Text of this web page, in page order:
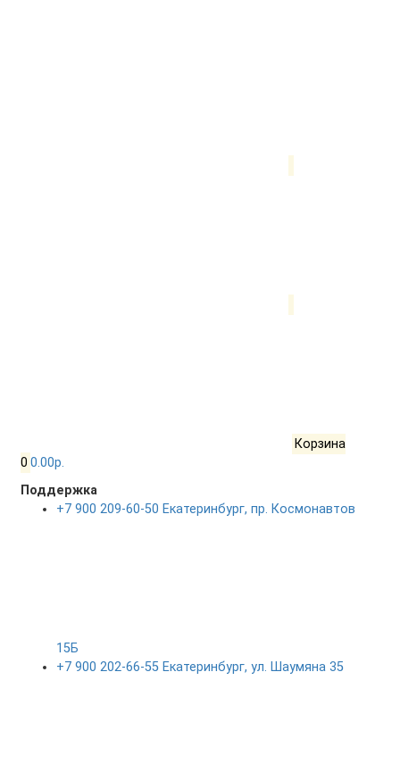
Корзина
0 0.00р.
Поддержка
+7 900 209-60-50 Екатеринбург, пр. Космонавтов
15Б
+7 900 202-66-55 Екатеринбург, ул. Шаумяна 35